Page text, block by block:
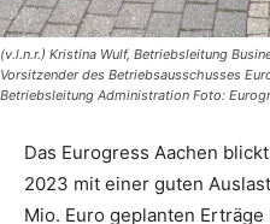
(v.l.n.r.) Kristina Wulf, Betriebsleitung
Vorsitzender des Betriebsausschusses
Betriebsleitung Administration Foto:
Das Eurogress Aachen
2023 mit einer guten
Mio. Euro geplanten